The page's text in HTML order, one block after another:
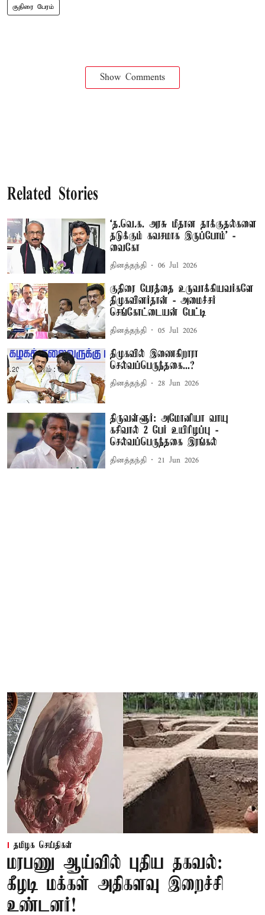
குதிரை பேரம்
Show Comments
Related Stories
‘த.வெ.க. அரசு மீதான தாக்குதல்களை
தடுக்கும் கவசமாக இருப்போம்’ -
வைகோ
தினத்தந்தி 06 Jul 2026
குதிரை பேரத்தை உருவாக்கியவர்களே
திமுகவினர்தான் - அமைச்சர்
செங்கோட்டையன் பேட்டி
தினத்தந்தி 05 Jul 2026
திமுகவில் இணைகிறாரா
செல்வப்பெருந்தகை...?
தினத்தந்தி 28 Jun 2026
திருவள்ளூர்: அமோனியா வாயு
கசிவால் 2 பேர் உயிரிழப்பு -
செல்வப்பெருந்தகை இரங்கல்
தினத்தந்தி 21 Jun 2026
தமிழக செய்திகள்
மரபணு ஆய்வில் புதிய தகவல்:
கீழடி மக்கள் அதிகளவு இறைச்சி
உண்டனர்!